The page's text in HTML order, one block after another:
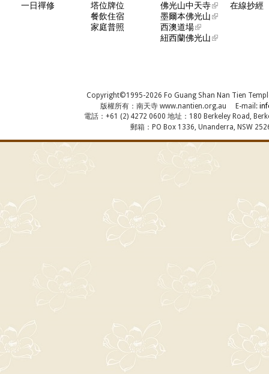
一日禪修
塔位牌位 佛光山中天寺
在線抄經
餐飲住宿
墨爾本佛光山
家庭普照
西澳道場
紐西蘭佛光山
Copyright©1995-2026 Fo Guang Shan Nan Tien
版權所有：南天寺 www.nantien.org.au E-mail:
電話：+61 (2) 4272 0600 地址：180 Berkeley Road,
郵箱：PO Box 1336, Unanderra, NSW